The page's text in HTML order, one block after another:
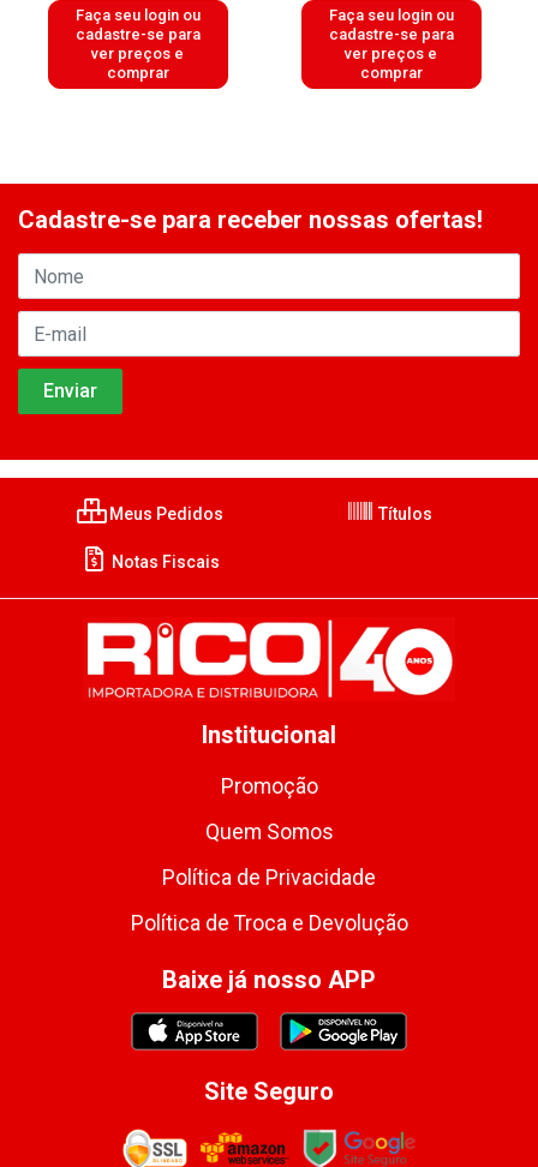
Faça seu login ou
cadastre-se para
ver preços e
comprar
Faça seu login ou
cadastre-se para
ver preços e
comprar
Cadastre-se para receber nossas ofertas!
Meus Pedidos Títulos
Notas Fiscais
Institucional
Promoção
Quem Somos
Política de Privacidade
Política de Troca e Devolução
Baixe já nosso APP
Site Seguro